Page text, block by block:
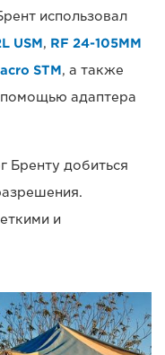
использовал
USM, RF 24-105MM
STM, а также
адаптера
Бренту добиться
и